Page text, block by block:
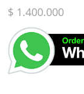
$ 1.400.000